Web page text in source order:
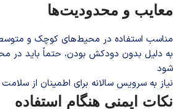
معایب و محدودیت‌ها
مناسب استفاده در محیط‌های کوچک و
به دلیل بدون دودکش بودن، حتماً باید در
شود
نیاز به سرویس سالانه برای اطمینان از
نکات ایمنی هنگام استفاده